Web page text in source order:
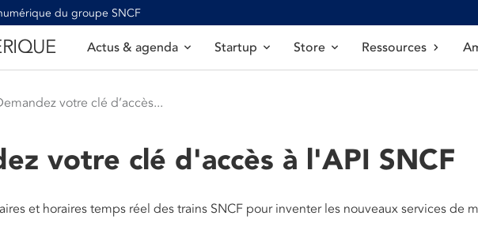
du groupe SNCF
Actus & agenda Startup Store Ressources
votre clé d’accès...
votre clé d'accès à l'API SNCF
et horaires temps réel des trains SNCF pour inventer les nouveaux services de